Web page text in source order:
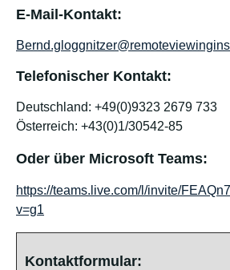
E-Mail-Kontakt:
Telefonischer Kontakt:
Deutschland: +49(0)9323 2679 733
Österreich: +43(0)1/30542-85
Oder über Microsoft Teams:
https://teams.live.com/l/invite/
v=g1
Kontaktformular: